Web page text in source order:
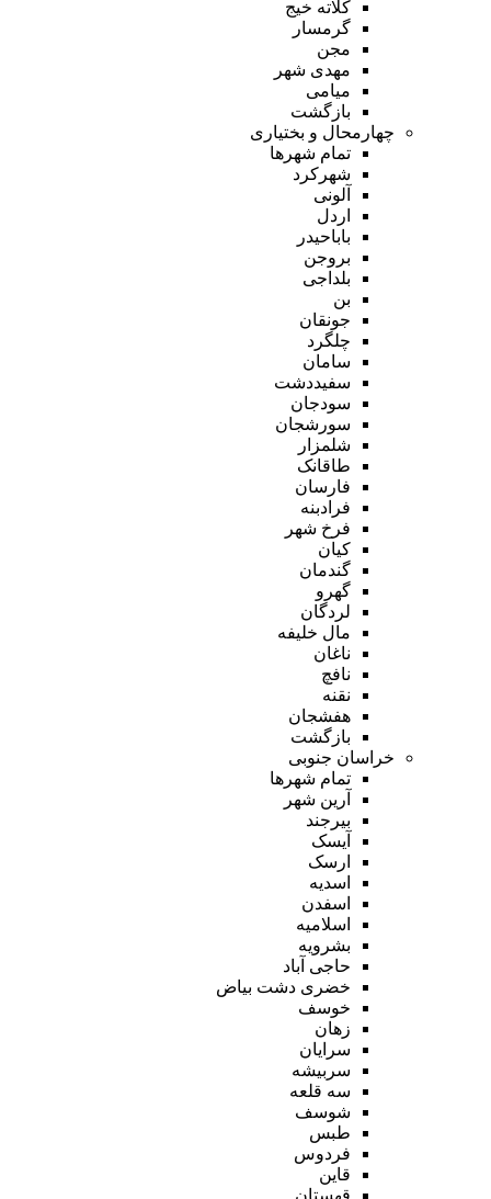
کلاته خیج
گرمسار
مجن
مهدی شهر
میامی
بازگشت
چهارمحال و بختیاری
تمام شهر‌ها
شهرکرد
آلونی
اردل
باباحیدر
بروجن
بلداجی
بن
جونقان
چلگرد
سامان
سفیددشت
سودجان
سورشجان
شلمزار
طاقانک
فارسان
فرادبنه
فرخ شهر
کیان
گندمان
گهرو
لردگان
مال خلیفه
ناغان
نافچ
نقنه
هفشجان
بازگشت
خراسان جنوبی
تمام شهر‌ها
آرین شهر
بیرجند
آیسک
ارسک
اسدیه
اسفدن
اسلامیه
بشرویه
حاجی آباد
خضری دشت بیاض
خوسف
زهان
سرایان
سربیشه
سه قلعه
شوسف
طبس
فردوس
قاین
قهستان